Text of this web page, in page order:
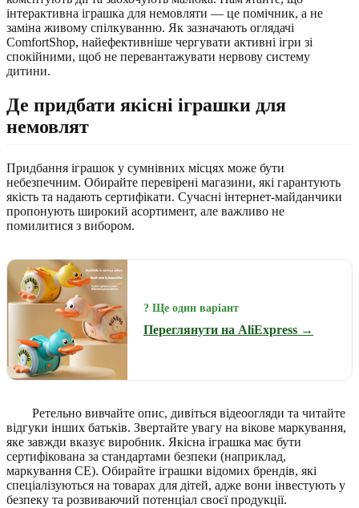
інтерактивна іграшка для немовляти — це помічник, а не
заміна живому спілкуванню. Як зазначають оглядачі
ComfortShop, найефективніше чергувати активні ігри зі
спокійними, щоб не перевантажувати нервову систему
дитини.
Де придбати якісні іграшки для
немовлят
Придбання іграшок у сумнівних місцях може бути
небезпечним. Обирайте перевірені магазини, які гарантують
якість та надають сертифікати. Сучасні інтернет-майданчики
пропонують широкий асортимент, але важливо не
помилитися з вибором.
? Ще один варіант
Переглянути на AliExpress →
Ретельно вивчайте опис, дивіться відеоогляди та читайте
відгуки інших батьків. Звертайте увагу на вікове маркування,
яке завжди вказує виробник. Якісна іграшка має бути
сертифікована за стандартами безпеки (наприклад,
маркування CE). Обирайте іграшки відомих брендів, які
спеціалізуються на товарах для дітей, адже вони інвестують у
безпеку та розвиваючий потенціал своєї продукції.